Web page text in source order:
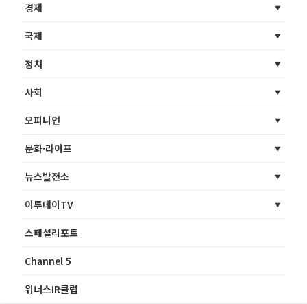
경제
국제
정치
사회
오피니언
문화·라이프
뉴스발전소
이투데이TV
스페셜리포트
Channel 5
위너스IR클럽